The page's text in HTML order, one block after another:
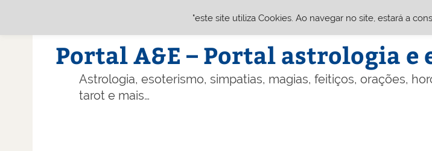
Portal A&E – Portal astrologia e
Astrologia, esoterismo, simpatias, magias, feitiços, orações,
tarot e mais…
"este site utiliza Cookies. Ao navegar no site, estará a